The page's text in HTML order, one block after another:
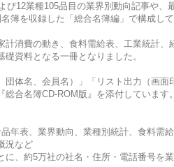
び12業種105品目の業界別動向記事や、
簿を収録した「総合名簿編」で構成して
計消費の動き、食料需給表、工業統計、
資料となる一冊となりました。
団体名、会員名）」「リスト出力（画
合名簿CD-ROM版』を添付しています。
年表、業界動向、業種別統計、食料需
況など
、約5万社の社名・住所・電話番号を